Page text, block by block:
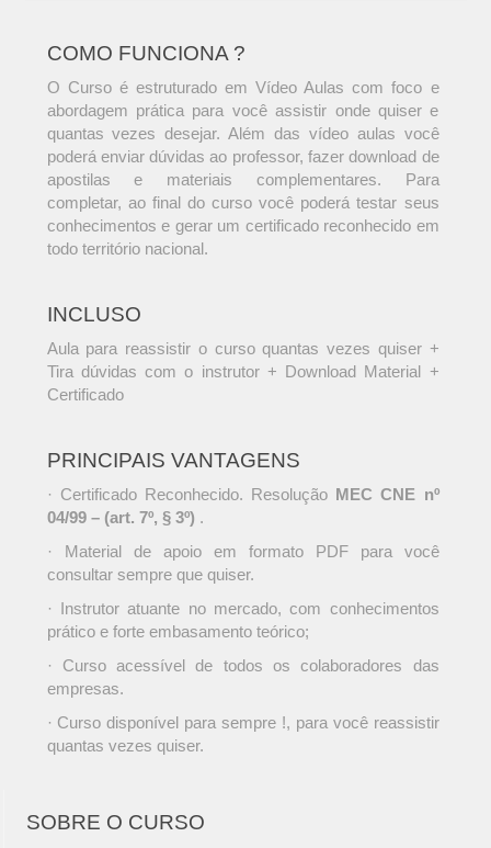
COMO FUNCIONA ?
O Curso é estruturado em Vídeo Aulas com foco e
abordagem prática para você assistir onde quiser e
quantas vezes desejar. Além das vídeo aulas você
poderá enviar dúvidas ao professor, fazer download de
apostilas e materiais complementares. Para
completar, ao final do curso você poderá testar seus
conhecimentos e gerar um certificado reconhecido em
todo território nacional.
INCLUSO
Aula para reassistir o curso quantas vezes quiser +
Tira dúvidas com o instrutor + Download Material +
Certificado
PRINCIPAIS VANTAGENS
· Certificado Reconhecido. Resolução MEC CNE nº
04/99 – (art. 7º, § 3º) .
· Material de apoio em formato PDF para você
consultar sempre que quiser.
· Instrutor atuante no mercado, com conhecimentos
prático e forte embasamento teórico;
· Curso acessível de todos os colaboradores das
empresas.
· Curso disponível para sempre !, para você reassistir
quantas vezes quiser.
SOBRE O CURSO